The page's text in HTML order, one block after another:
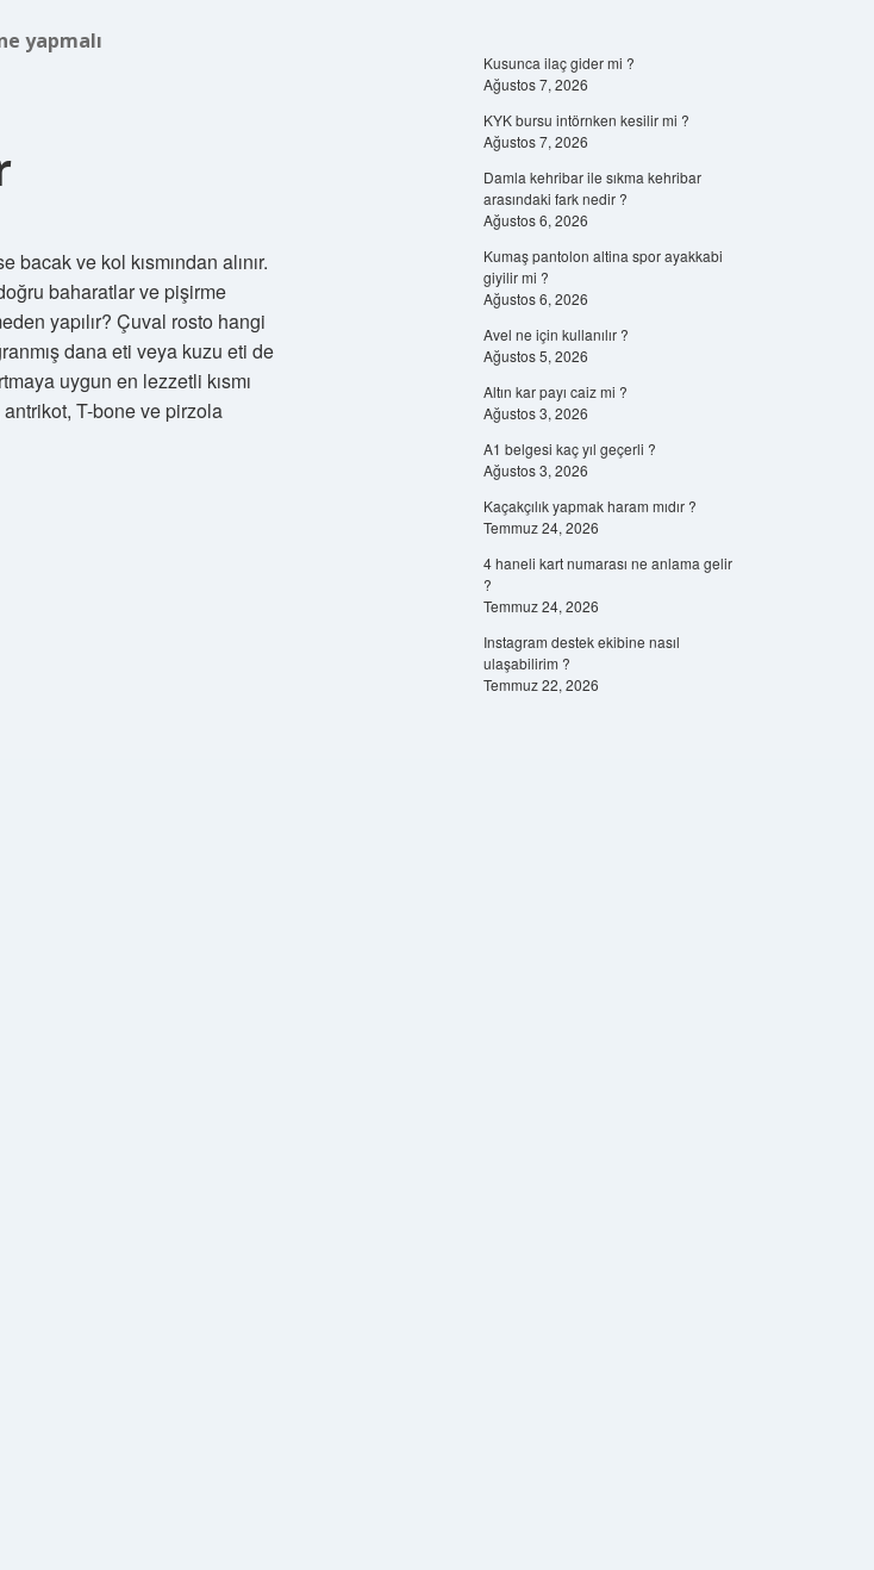
yapmalı
ve kol kısmından alınır.
baharatlar ve pişirme
yapılır? Çuval rosto hangi
dana eti veya kuzu eti de
uygun en lezzetli kısmı
antrikot, T-bone ve pirzola
Kusunca ilaç gider mi ?
Ağustos 7, 2026
KYK bursu intörnken kesilir mi ?
Ağustos 7, 2026
Damla kehribar ile sıkma kehribar
arasındaki fark nedir ?
Ağustos 6, 2026
Kumaş pantolon altina spor ayakkabi
giyilir mi ?
Ağustos 6, 2026
Avel ne için kullanılır ?
Ağustos 5, 2026
Altın kar payı caiz mi ?
Ağustos 3, 2026
A1 belgesi kaç yıl geçerli ?
Ağustos 3, 2026
Kaçakçılık yapmak haram mıdır ?
Temmuz 24, 2026
4 haneli kart numarası ne anlama gelir
?
Temmuz 24, 2026
Instagram destek ekibine nasıl
ulaşabilirim ?
Temmuz 22, 2026